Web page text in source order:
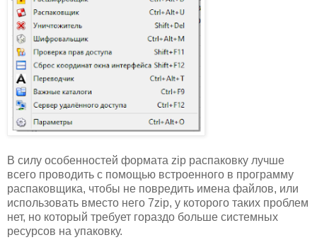
В силу особенностей формата zip распаковку лучше
всего проводить с помощью встроенного в программу
распаковщика, чтобы не повредить имена файлов, или
использовать вместо него 7zip, у которого таких проблем
нет, но который требует гораздо больше системных
ресурсов на упаковку.